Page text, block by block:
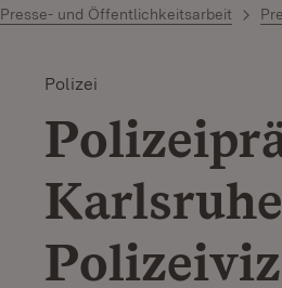
Presse- und Öffentlichkeitsarbeit
Polizei